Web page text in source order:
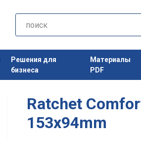
Решения для
бизнеса
Материалы
PDF
Ratchet
153x94mm